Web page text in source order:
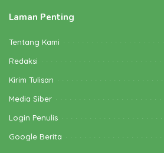
Laman Penting
Tentang Kami
Redaksi
Kirim Tulisan
Media Siber
Login Penulis
Google Berita